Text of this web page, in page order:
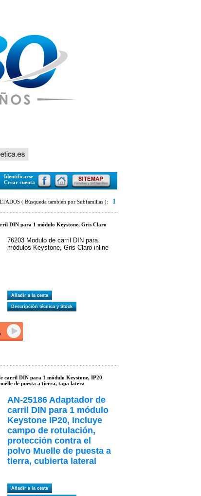
Identificarse
Crear cuenta
( Búsqueda también por Subfamilias ): 1
DIN para 1 módulo Keystone, Gris Claro
76203 Modulo de carril DIN para
módulos Keystone, Gris Claro inline
Añadir a la cesta
Descripción técnica y Stock
carril DIN para 1 módulo Keystone, IP20
de puesta a tierra, tapa latera
AN-25186 Adaptador de
carril DIN para 1 módulo
Keystone IP20, incluye
campo de rotulación,
protección contra el
polvo Muelle de puesta a
tierra, cubierta lateral
Añadir a la cesta